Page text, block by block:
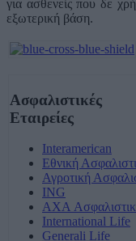
για ασθενείς που δε
εξωτερική βάση.
Ασφαλιστικές
Εταιρείες
Interamerican
Εθνική
Αγροτική
ING
AXA
International Life
Generali Life